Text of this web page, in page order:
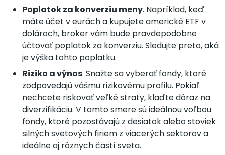
Poplatok za konverziu meny. Napríklad, keď
máte účet v eurách a kupujete americké ETF v
dolároch, broker vám bude pravdepodobne
účtovať poplatok za konverziu. Sledujte preto, aká
je výška tohto poplatku.
Riziko a výnos. Snažte sa vyberať fondy, ktoré
zodpovedajú vášmu rizikovému profilu. Pokiaľ
nechcete riskovať veľké straty, klaďte dôraz na
diverzifikáciu. V tomto smere sú ideálnou voľbou
fondy, ktoré pozostávajú z desiatok alebo stoviek
silných svetových firiem z viacerých sektorov a
ideálne aj rôznych častí sveta.